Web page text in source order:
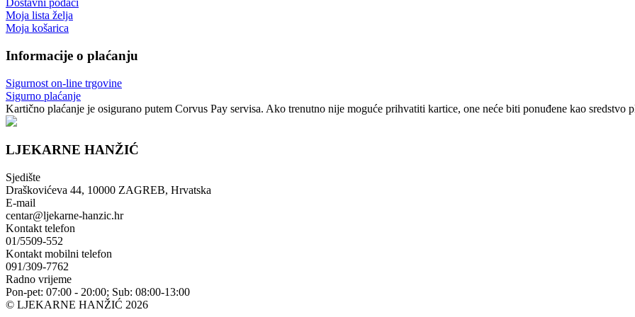
Dostavni podaci
Moja lista želja
Moja košarica
Informacije o plaćanju
Sigurnost on-line trgovine
Sigurno plaćanje
Kartično plaćanje je osigurano putem Corvus Pay servisa. Ako trenutno nije moguće prihvatiti kartice, one neće biti ponuđene kao sredstvo
LJEKARNE HANŽIĆ
Sjedište
Draškovićeva 44, 10000 ZAGREB, Hrvatska
E-mail
centar@ljekarne-hanzic.hr
Kontakt telefon
01/5509-552
Kontakt mobilni telefon
091/309-7762
Radno vrijeme
Pon-pet: 07:00 - 20:00; Sub: 08:00-13:00
© LJEKARNE HANŽIĆ 2026